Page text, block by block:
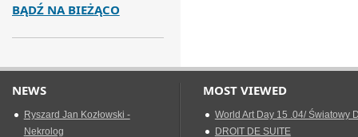
BĄDŹ NA BIEŻĄCO
NEWS
Ryszard Jan Kozłowski -
Nekrolog
MOST VIEWED
World Art Day 15 .04/ Światowy
DROIT DE SUITE